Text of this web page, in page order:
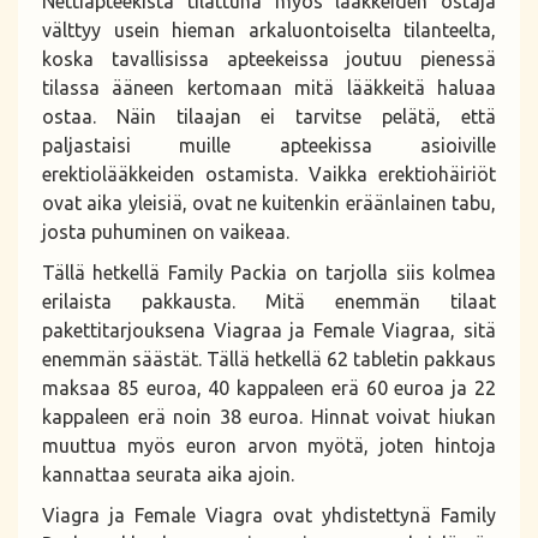
välttyy usein hieman arkaluontoiselta tilanteelta,
koska tavallisissa apteekeissa joutuu pienessä
tilassa ääneen kertomaan mitä lääkkeitä haluaa
ostaa. Näin tilaajan ei tarvitse pelätä, että
paljastaisi muille apteekissa asioiville
erektiolääkkeiden ostamista. Vaikka erektiohäiriöt
ovat aika yleisiä, ovat ne kuitenkin eräänlainen tabu,
josta puhuminen on vaikeaa.
Tällä hetkellä Family Packia on tarjolla siis kolmea
erilaista pakkausta. Mitä enemmän tilaat
pakettitarjouksena Viagraa ja Female Viagraa, sitä
enemmän säästät. Tällä hetkellä 62 tabletin pakkaus
maksaa 85 euroa, 40 kappaleen erä 60 euroa ja 22
kappaleen erä noin 38 euroa. Hinnat voivat hiukan
muuttua myös euron arvon myötä, joten hintoja
kannattaa seurata aika ajoin.
Viagra ja Female Viagra ovat yhdistettynä Family